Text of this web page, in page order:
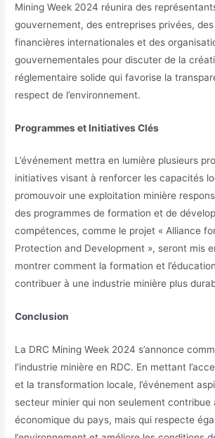
Mining Week 2024 réunira des
gouvernement, des entreprises privées,
financières internationales et des
gouvernementales pour discuter de la
réglementaire solide qui favorise la
respect de l’environnement.
Programmes et Initiatives Clés
L’événement mettra en lumière plusieurs
initiatives visant à renforcer les capacités
promouvoir une exploitation minière
des programmes de formation et de
compétences, comme le projet « Alliance
Protection and Development », seront mis
montrer comment la formation et
contribuer à une industrie minière plus
Conclusion
La DRC Mining Week 2024 s’annonce
l’industrie minière en RDC. En mettant
et la transformation locale, l’événement
secteur minier qui non seulement contribue
économique du pays, mais qui respecte